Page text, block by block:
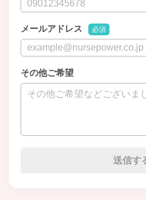
メールアドレス 必須
その他ご希望